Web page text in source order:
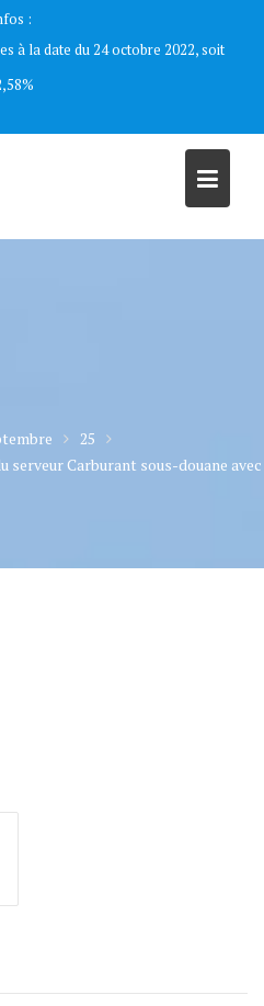
:
à la date du 24 octobre 2022, soit
25
serveur Carburant sous-douane avec